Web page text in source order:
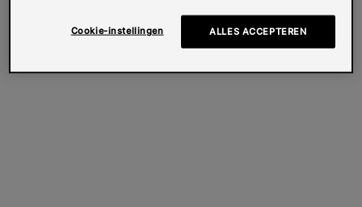
Cookie-instellingen ALLES ACCEPTEREN